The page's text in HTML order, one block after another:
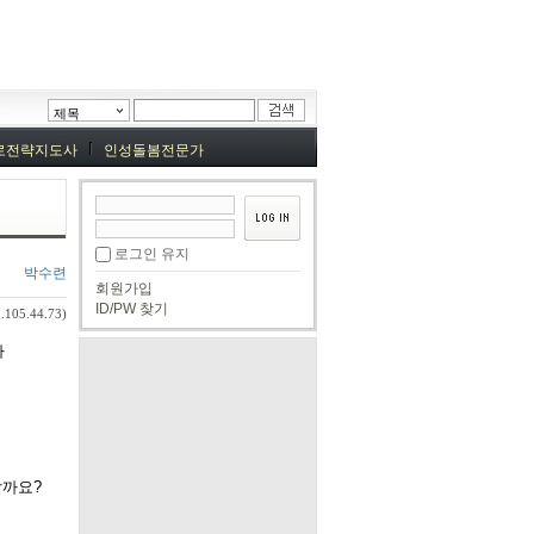
전략지도사 인성돌봄전문가
제목
박수련
요?
로그인 유지
회원가입
ID/PW 찾기